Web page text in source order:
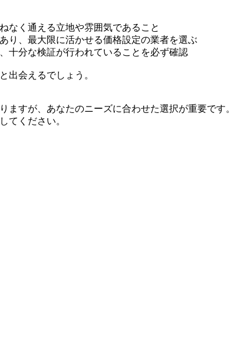
なく通える立地や雰囲気であること
り、最大限に活かせる価格設定の業者を選ぶ
十分な検証が行われていることを必ず確認
出会えるでしょう。
すが、あなたのニーズに合わせた選択が重要です。
てください。